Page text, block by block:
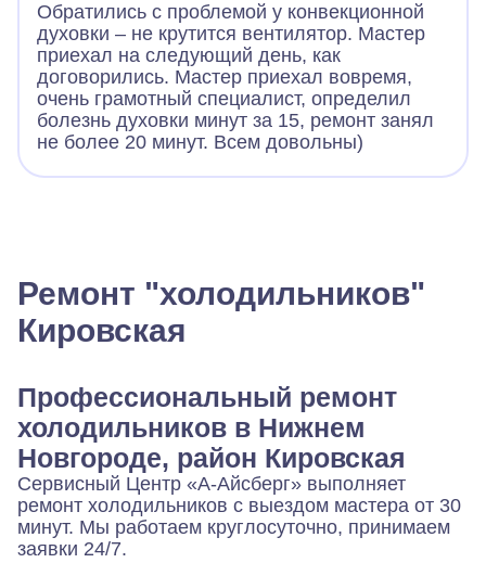
Обратились с проблемой у конвекционной
духовки – не крутится вентилятор. Мастер
приехал на следующий день, как
договорились. Мастер приехал вовремя,
очень грамотный специалист, определил
болезнь духовки минут за 15, ремонт занял
не более 20 минут. Всем довольны)
Ремонт "холодильников"
Кировская
Профессиональный ремонт
холодильников в Нижнем
Новгороде, район Кировская
Сервисный Центр «А-Айсберг» выполняет
ремонт холодильников с выездом мастера от 30
минут. Мы работаем круглосуточно, принимаем
заявки 24/7.